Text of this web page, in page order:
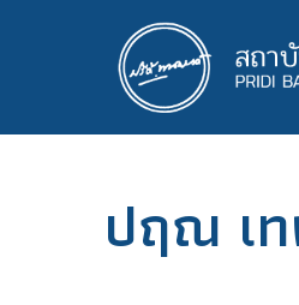
ปฤณ เ